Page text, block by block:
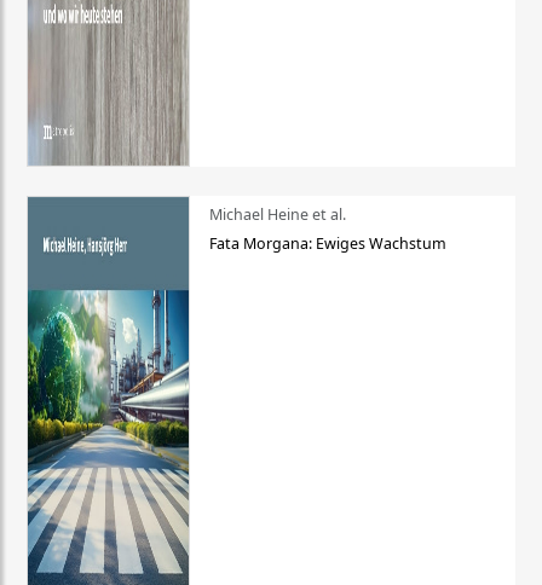
Michael Heine et al.
Fata Morgana: Ewiges Wachstum